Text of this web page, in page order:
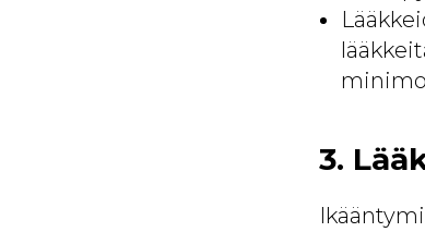
3.